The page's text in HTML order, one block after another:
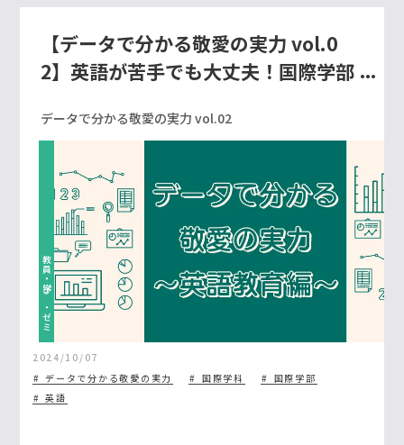
【データで分かる敬愛の実力 vol.0
2】英語が苦手でも大丈夫！国際学部
す
データで分かる敬愛の実力 vol.02
教員・学び・ゼミ
2024/10/07
データで分かる敬愛の実力
国際学科
国際学部
英語